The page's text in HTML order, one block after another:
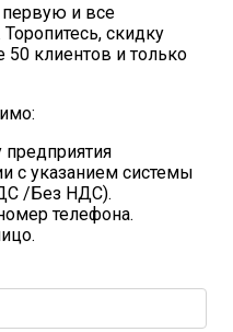
первую и все
скидку
50 клиентов и только
предприятия
с указанием системы
/Без НДС).
телефона.